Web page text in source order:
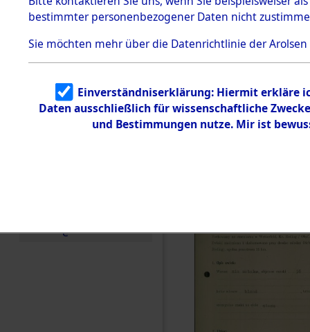
Erhebungen
zu
Todesmärsch
en
5.3.2
Identifizierun
g
5.3.3
Todesmärsch
e
zwischen
km)
Leben
0004
bestimmter personenbezogener Daten nicht
Sie möchten mehr über die Datenrichtlinie der Arolsen
Einverständniserklärung: Hiermit erkläre
Daten ausschließlich für wissenschaftliche
und Bestimmungen nutze. Mir ist